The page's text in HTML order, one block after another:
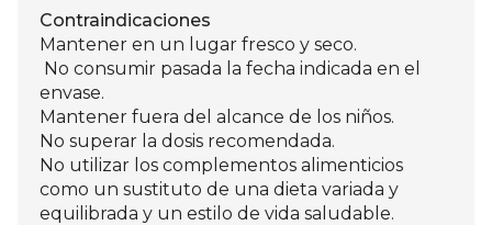
Contraindicaciones
Mantener en un lugar fresco y seco.
No consumir pasada la fecha indicada en el
envase.
Mantener fuera del alcance de los niños.
No superar la dosis recomendada.
No utilizar los complementos alimenticios
como un sustituto de una dieta variada y
equilibrada y un estilo de vida saludable.